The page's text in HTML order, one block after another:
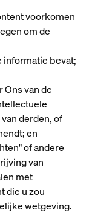
voorkomen
om de
bevat;
van de
derden, of
en
of andere
van
met
die u zou
wetgeving.